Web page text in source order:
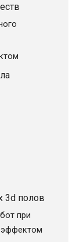
3d полов
при
эффектом